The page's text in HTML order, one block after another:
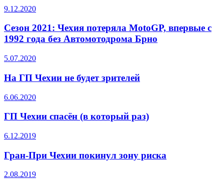
9.12.2020
Сезон 2021: Чехия потеряла MotoGP, впервые с
1992 года без Автомотодрома Брно
5.07.2020
На ГП Чехии не будет зрителей
6.06.2020
ГП Чехии спасён (в который раз)
6.12.2019
Гран-При Чехии покинул зону риска
2.08.2019